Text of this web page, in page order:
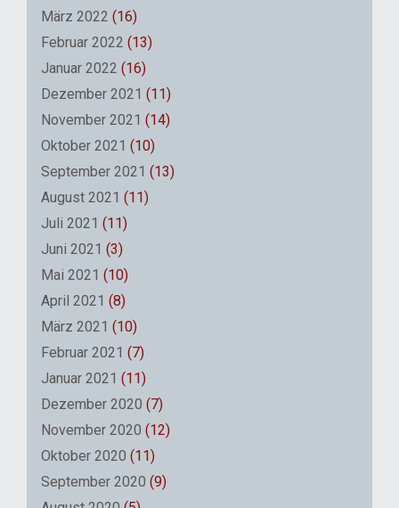
März 2022 (16)
Februar 2022 (13)
Januar 2022 (16)
Dezember 2021 (11)
November 2021 (14)
Oktober 2021 (10)
September 2021 (13)
August 2021 (11)
Juli 2021 (11)
Juni 2021 (3)
Mai 2021 (10)
April 2021 (8)
März 2021 (10)
Februar 2021 (7)
Januar 2021 (11)
Dezember 2020 (7)
November 2020 (12)
Oktober 2020 (11)
September 2020 (9)